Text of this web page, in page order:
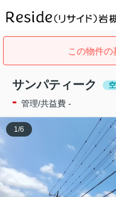
この物件の
サンパティーク
- 管理/共益費 -
1/6